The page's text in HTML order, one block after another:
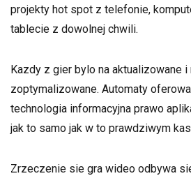
projekty hot spot z telefonie,
tablecie z dowolnej chwili.
Kazdy z gier bylo na aktualizowane
zoptymalizowane. Automaty
technologia informacyjna prawo
jak to samo jak w to prawdziwym
Zrzeczenie sie gra wideo odbywa